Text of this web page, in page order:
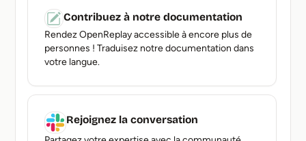
Contribuez à notre documentation
Rendez OpenReplay accessible à encore plus de
personnes ! Traduisez notre documentation dans
votre langue.
Rejoignez la conversation